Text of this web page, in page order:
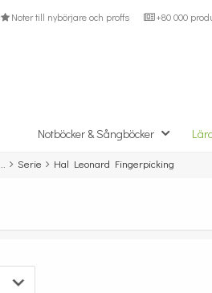
Noter till nybörjare och proffs +80 000
Notböcker & Sångböcker
Serie Hal Leonard Fingerpicking